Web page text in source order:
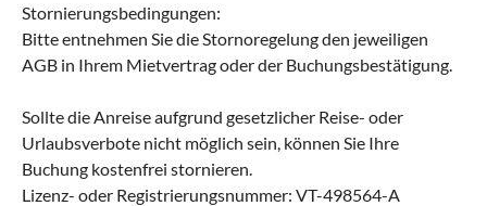
Stornierungsbedingungen:
Bitte entnehmen Sie die Stornoregelung den jeweiligen
AGB in Ihrem Mietvertrag oder der Buchungsbestätigung.
Sollte die Anreise aufgrund gesetzlicher Reise- oder
Urlaubsverbote nicht möglich sein, können Sie Ihre
Buchung kostenfrei stornieren.
Lizenz- oder Registrierungsnummer: VT-498564-A